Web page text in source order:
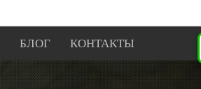
БЛОГ КОНТАКТЫ